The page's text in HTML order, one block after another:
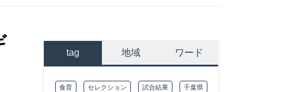
tag 地域 ワード
食育 セレクション 試合結果 千葉県